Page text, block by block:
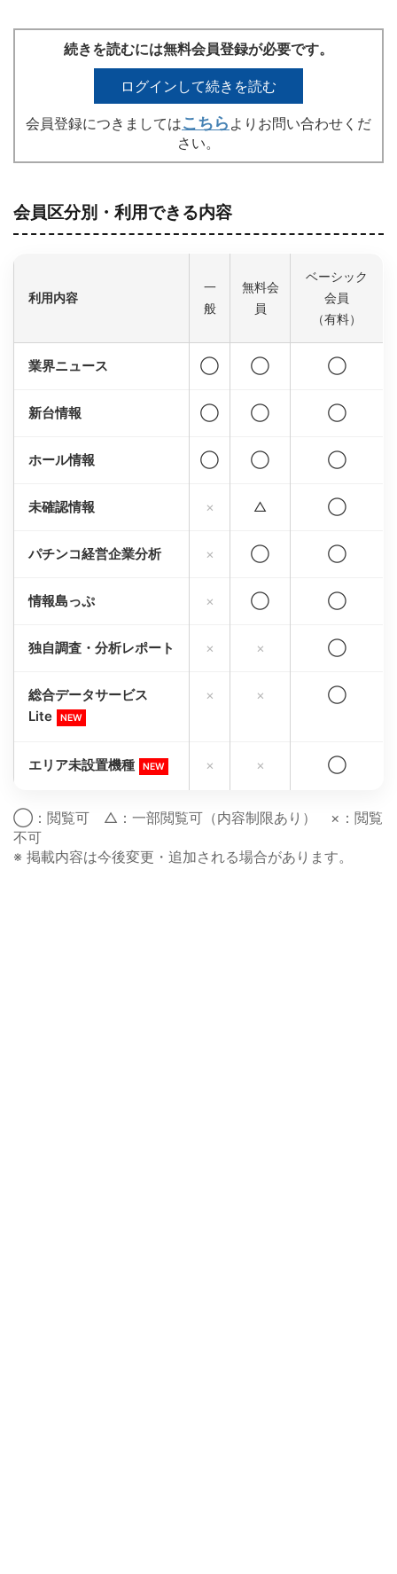
続きを読むには無料会員登録が必要です。
ログインして続きを読む
会員登録につきましてはこちら よりお問い合わせくだ
さい。
会員区分別・利用できる内容
利用内容
一
般
無料会
員
ベーシック
会員
（有料）
業界ニュース ◯ ◯ ◯
新台情報 ◯ ◯ ◯
ホール情報 ◯ ◯ ◯
未確認情報 × △ ◯
パチンコ経営企業分析 × ◯ ◯
情報島っぷ × ◯ ◯
独自調査・分析レポート × × ◯
総合データサービス
Lite
NEW
× × ◯
エリア未設置機種 NEW × × ◯
◯：閲覧可 △：一部閲覧可（内容制限あり） ×：閲覧
不可
※ 掲載内容は今後変更・追加される場合があります。